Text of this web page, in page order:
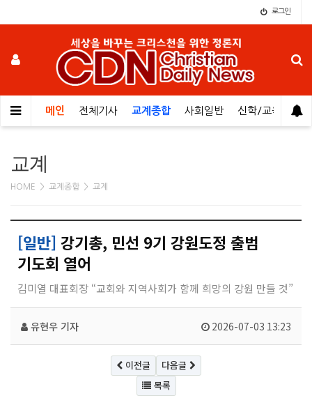
로그인
메인 전체기사 교계종합 사회일반 신학/교육 오
교계
HOME > 교계종합 > 교계
[일반] 강기총, 민선 9기 강원도정 출범
기도회 열어
김미열 대표회장 “교회와 지역사회가 함께 희망의 강원 만들 것”
유현우 기자 2026-07-03 13:23
이전글
다음글
목록